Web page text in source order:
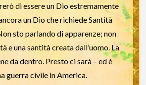
di essere un Dio estremamente
un Dio che richiede Santità
sto parlando di apparenze; non
e una santità creata dall’uomo. La
da dentro. Presto ci sarà – ed è
guerra civile in America.